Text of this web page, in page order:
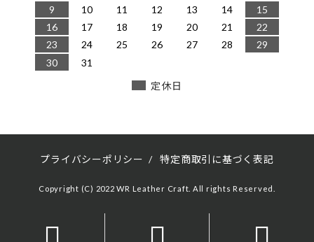
9
10 11 12 13 14
15
16
17 18 19 20 21
22
23
24 25 26 27 28
29
30
31
定休日
プライバシーポリシー / 特定商取引に基づく表記
Copyright (C) 2022 WR Leather Craft. All rights Reserved.